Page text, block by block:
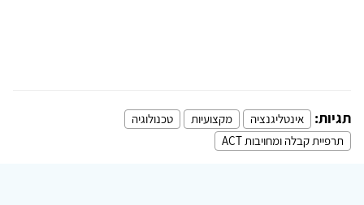
תגיות: אינטליגנציה מקצועיות
טכנולוגיה
תרפיית קבלה ומחויבות ACT